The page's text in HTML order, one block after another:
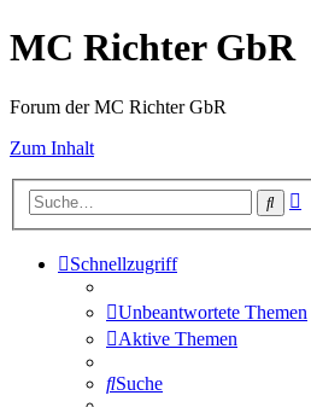
MC Richter GbR
Forum der MC Richter GbR
Zum Inhalt
Suche
Schnellzugriff
Unbeantwortete Themen
Aktive Themen
Suche